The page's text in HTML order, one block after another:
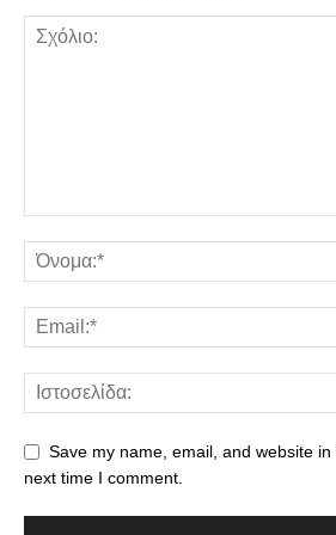
Save my name, email, and website
next time I comment.